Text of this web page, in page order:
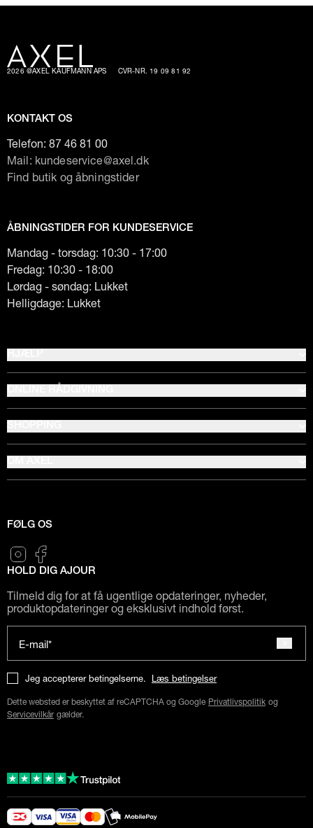
2026 @AXEL KAUFMANN APS CVR-NR. 19 09 81 92
KONTAKT OS
Telefon: 87 46 81 00
Mail: kundeservice@axel.dk
Find butik og åbningstider
ÅBNINGSTIDER FOR KUNDESERVICE
Mandag - torsdag: 10:30 - 17:00
Fredag: 10:30 - 18:00
Lørdag - søndag: Lukket
Helligdage: Lukket
FØLG OS
HOLD DIG AJOUR
Tilmeld dig for at få ugentlige opdateringer, nyheder,
produktopdateringer og eksklusivt indhold først.
E-mail*
Jeg accepterer betingelserne. Læs betingelser
Dette websted er beskyttet af reCAPTCHA og Google Privatlivspolitik og
Servicevilkår gælder.